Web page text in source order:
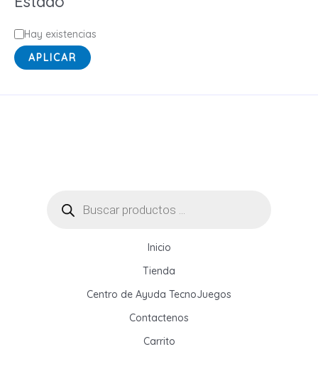
E
s
a
Hay existencias
APLICAR
productos
Inicio
Tienda
Centro de Ayuda TecnoJuegos
Contactenos
Carrito